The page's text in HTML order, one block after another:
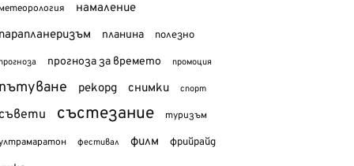
намаление
планина полезно
прогноза за времето промоция
рекорд снимки спорт
състезание туризъм
фестивал филм фрийрайд